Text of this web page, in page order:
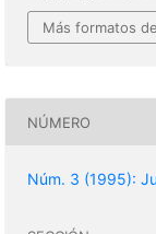
Más formatos
NÚMERO
Núm. 3 (1995):